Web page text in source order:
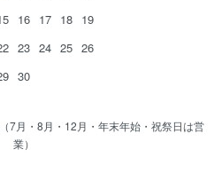
16 17 18 19
23 24 25 26
30
7月・8月・12月・年末年始・祝祭日は営
業）